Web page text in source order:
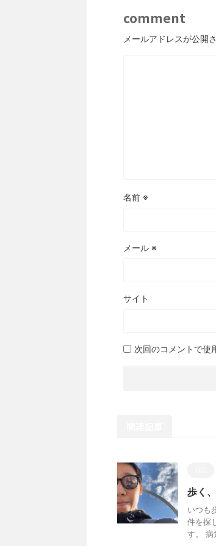
comment
メールアドレスが公開
名前 ※
メール ※
サイト
次回のコメントで使
歩く
いつも
件を探
す。 病